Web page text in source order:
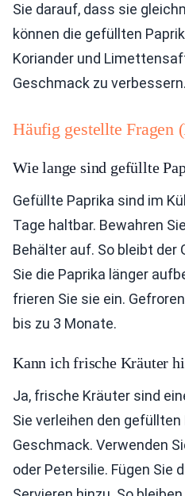
Sie darauf, dass sie
können die gefüllten
Koriander und
Geschmack zu verbessern.
Häufig gestellte Fragen
Wie lange sind gefüllte
Gefüllte Paprika sind im
Tage haltbar. Bewahren
Behälter auf. So bleibt der
Sie die Paprika länger
frieren Sie sie ein.
bis zu 3 Monate.
Kann ich frische Kräuter
Ja, frische Kräuter sind
Sie verleihen den
Geschmack. Verwenden
oder Petersilie. Fügen Sie